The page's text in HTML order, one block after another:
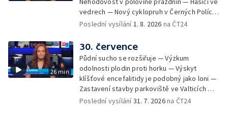
vedrech — Nový cyklopruh v Černých Polích
— Květinová výstava ve Věžkách
Poslední vysílání1. 8. 2026 na ČT24
26 min
30. července
Půdní sucho se rozšiřuje — Výzkum
odolnosti plodin proti horku — Výskyt
klíšťové encefalitidy je podobný jako loni —
Zastavení stavby parkoviště ve Valticích —
Spor o lokalitu lesa v Rožnově pod
Poslední vysílání31. 7. 2026na ČT24